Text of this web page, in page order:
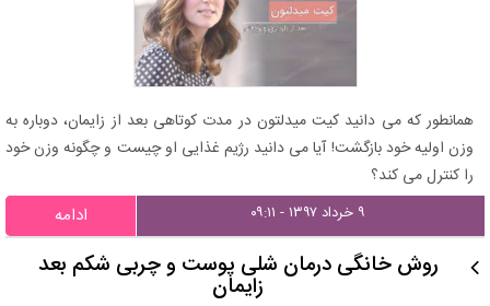
همانطور که می دانید کیت میدلتون در مدت کوتاهی بعد از زایمان، دوباره به
وزن اولیه خود بازگشت! آیا می دانید رژیم غذایی او چیست و چگونه وزن خود
را کنترل می کند؟
۹ خرداد ۱۳۹۷ - ۰۹:۱۱ ادامه
روش خانگی درمان شلی پوست و چربی شکم بعد
زایمان